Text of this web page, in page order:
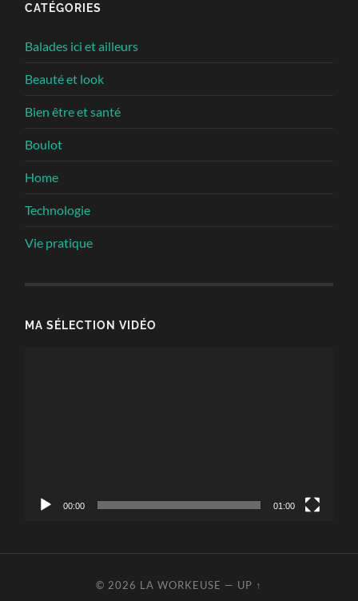
CATÉGORIES
Balades ici et ailleurs
Beauté et look
Bien être et santé
Boulot
Home
Technologie
Vie pratique
MA SÉLECTION VIDÉO
00:00 01:00
© 2026 LA WORKEUSE — UP ↑